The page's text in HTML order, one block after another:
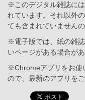
※このデジタル雑誌に
れています。それ以外
ても含まれていません
※電子版では、紙の雑
いページがある場合があ
※Chromeアプリをお使
ので、最新のアプリをご